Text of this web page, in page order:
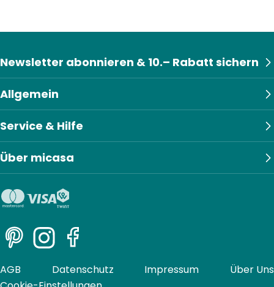
Allgemein
Service & Hilfe
Über micasa
Newsletter abonnieren & 10.– Rabatt sichern
PinterestInstagramFacebook
AGB Datenschutz Impressum
Über Uns